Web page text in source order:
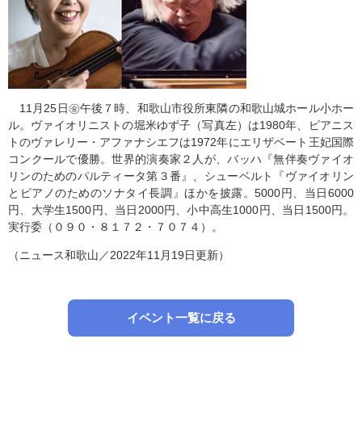
11月25日㊎午後７時、和歌山市役所東隣の和歌山城ホール小ホー
ル。ヴァイオリニストの堀米ゆず子（写真左）は1980年、ピアニス
トのヴァレリー・アファナシエフは1972年にエリザベート王妃国際
コンクールで優勝。世界的演奏家２人が、バッハ『無伴奏ヴァイオ
リンのためのパルティータ第３番』、シューベルト『ヴァイオリン
とピアノのためのソナタイ長調』ほかを披露。5000円、当日6000
円、大学生1500円、当日2000円、小中高生1000円、当日1500円。
実行委（０９０・８１７２・７０７４）。
（ニュース和歌山／2022年11月19日更新）
イベント一覧に戻る